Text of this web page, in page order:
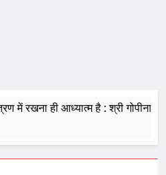
रखना ही आध्यात्म है : श्री गोपीनाथ